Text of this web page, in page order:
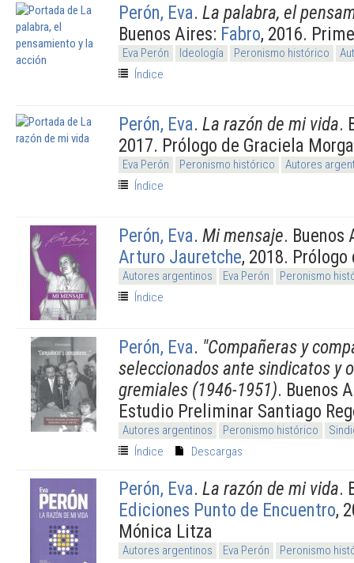
Perón, Eva. La palabra, el
Buenos Aires: Fabro, 2016.
Eva Perón Ideología Peronismo histórico
Índice
Perón, Eva. La razón de mi vida.
2017. Prólogo de Graciela
Eva Perón Peronismo histórico
Autores
Índice
Perón, Eva. Mi mensaje. Buenos
Arturo Jauretche, 2018.
Autores argentinos Eva Perón
Peronismo
Índice
Perón, Eva. "Compañeras y
seleccionados ante sindicatos y
gremiales (1946-1951). Buenos
Estudio Preliminar Santiago
Autores argentinos Peronismo histórico
Índice
Descargas
Perón, Eva. La razón de mi vida.
Ediciones Punto de Encuentro,
Mónica Litza
Autores argentinos Eva Perón
Peronismo